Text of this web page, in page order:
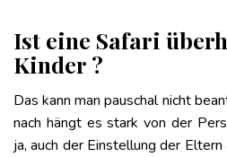
Ist eine Safari
Kinder ?
Das kann man pauschal nicht
nach hängt es stark von der
ja, auch der Einstellung der